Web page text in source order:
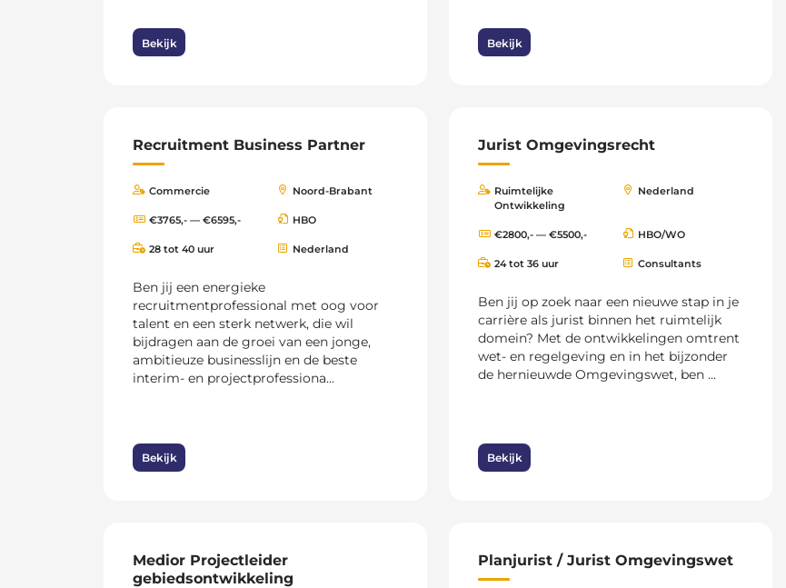
Bekijk Bekijk
Recruitment Business Partner
Commercie Noord-Brabant
€3765,- — €6595,- HBO
28 tot 40 uur Nederland
Ben jij een energieke
recruitmentprofessional met oog voor
talent en een sterk netwerk, die wil
bijdragen aan de groei van een jonge,
ambitieuze businesslijn en de beste
interim- en projectprofessiona...
Bekijk
Jurist Omgevingsrecht
Ruimtelijke
Ontwikkeling
Nederland
€2800,- — €5500,- HBO/WO
24 tot 36 uur Consultants
Ben jij op zoek naar een nieuwe stap in je
carrière als jurist binnen het ruimtelijk
domein? Met de ontwikkelingen omtrent
wet- en regelgeving en in het bijzonder
de hernieuwde Omgevingswet, ben ...
Bekijk
Medior Projectleider
gebiedsontwikkeling
Planjurist / Jurist Omgevingswet